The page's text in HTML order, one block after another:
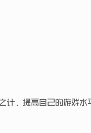
，提高自己的游戏